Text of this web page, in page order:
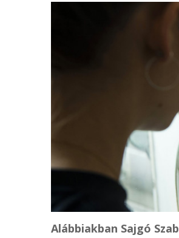
Alábbiakban Sajgó